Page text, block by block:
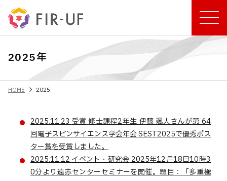
2025年
HOME chevron_right 2025
2025.11.23 受賞 修士課程2年生 伊藤 颯⼈さんが第 64
回電⼦スピンサイエンス学会年会 SEST2025で優秀ポス
ター賞を受賞しました。
2025.11.12 イベント・研究会 2025年12月18日10時3
0分より遠赤センターセミナーを開催。題目：「多重極